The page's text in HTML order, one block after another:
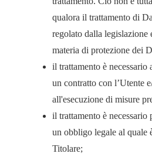
qualora il trattamento di
regolato dalla legislazione
materia di protezione dei
il trattamento è necessario
un contratto con l’Utente
all'esecuzione di misure
il trattamento è necessario
un obbligo legale al quale
Titolare;